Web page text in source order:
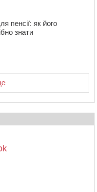
пенсії: як його
знати